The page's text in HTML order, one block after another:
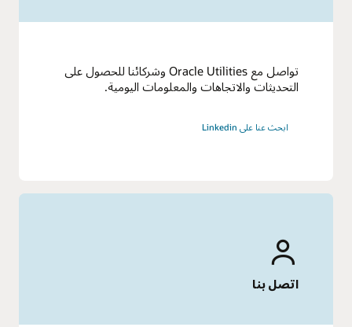
تواصل مع Oracle Utilities وشركائنا للحصول على
التحديثات والاتجاهات والمعلومات اليومية.
ابحث عنا على Linkedin
اتصل بنا